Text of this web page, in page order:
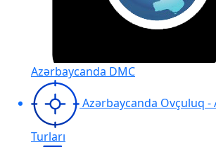
Azərbaycanda DMC
Azərbaycanda Ovçuluq -
Turları